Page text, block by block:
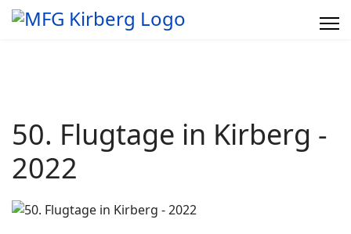
50. Flugtage in Kirberg -
2022